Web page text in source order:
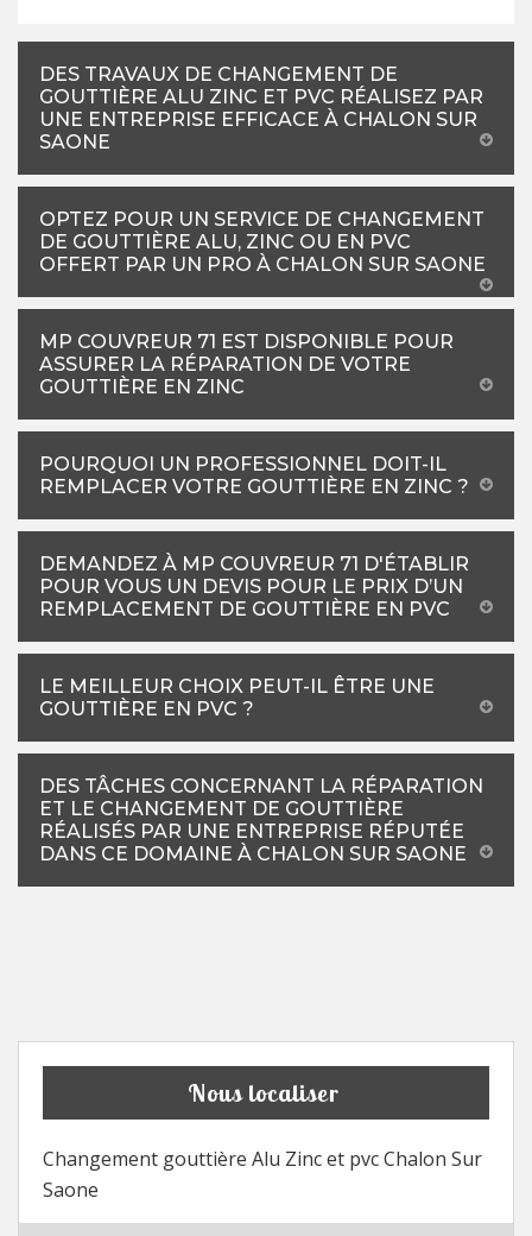
DES TRAVAUX DE CHANGEMENT DE
GOUTTIÈRE ALU ZINC ET PVC RÉALISEZ PAR
UNE ENTREPRISE EFFICACE À CHALON SUR
SAONE
OPTEZ POUR UN SERVICE DE CHANGEMENT
DE GOUTTIÈRE ALU, ZINC OU EN PVC
OFFERT PAR UN PRO À CHALON SUR SAONE
MP COUVREUR 71 EST DISPONIBLE POUR
ASSURER LA RÉPARATION DE VOTRE
GOUTTIÈRE EN ZINC
POURQUOI UN PROFESSIONNEL DOIT-IL
REMPLACER VOTRE GOUTTIÈRE EN ZINC ?
DEMANDEZ À MP COUVREUR 71 D'ÉTABLIR
POUR VOUS UN DEVIS POUR LE PRIX D’UN
REMPLACEMENT DE GOUTTIÈRE EN PVC
LE MEILLEUR CHOIX PEUT-IL ÊTRE UNE
GOUTTIÈRE EN PVC ?
DES TÂCHES CONCERNANT LA RÉPARATION
ET LE CHANGEMENT DE GOUTTIÈRE
RÉALISÉS PAR UNE ENTREPRISE RÉPUTÉE
DANS CE DOMAINE À CHALON SUR SAONE
Nous localiser
Changement gouttière Alu Zinc et pvc Chalon Sur
Saone